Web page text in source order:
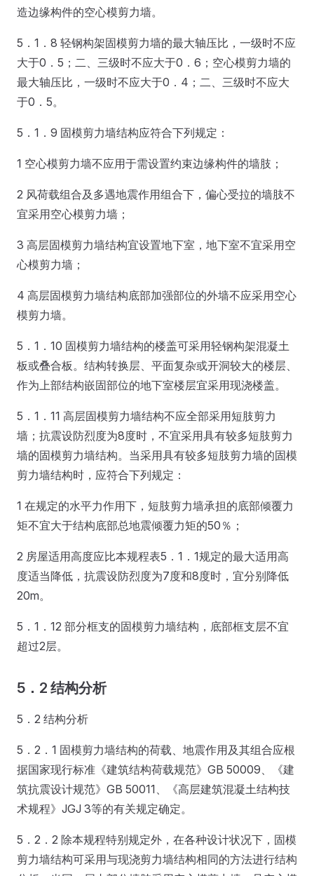
造边缘构件的空心模剪力墙。
5．1．8 轻钢构架固模剪力墙的最大轴压比，一级时不应
大于0．5；二、三级时不应大于0．6；空心模剪力墙的
最大轴压比，一级时不应大于0．4；二、三级时不应大
于0．5。
5．1．9 固模剪力墙结构应符合下列规定：
1 空心模剪力墙不应用于需设置约束边缘构件的墙肢；
2 风荷载组合及多遇地震作用组合下，偏心受拉的墙肢不
宜采用空心模剪力墙；
3 高层固模剪力墙结构宜设置地下室，地下室不宜采用空
心模剪力墙；
4 高层固模剪力墙结构底部加强部位的外墙不应采用空心
模剪力墙。
5．1．10 固模剪力墙结构的楼盖可采用轻钢构架混凝土
板或叠合板。结构转换层、平面复杂或开洞较大的楼层、
作为上部结构嵌固部位的地下室楼层宜采用现浇楼盖。
5．1．11 高层固模剪力墙结构不应全部采用短肢剪力
墙；抗震设防烈度为8度时，不宜采用具有较多短肢剪力
墙的固模剪力墙结构。当采用具有较多短肢剪力墙的固模
剪力墙结构时，应符合下列规定：
1 在规定的水平力作用下，短肢剪力墙承担的底部倾覆力
矩不宜大于结构底部总地震倾覆力矩的50％；
2 房屋适用高度应比本规程表5．1．1规定的最大适用高
度适当降低，抗震设防烈度为7度和8度时，宜分别降低
20m。
5．1．12 部分框支的固模剪力墙结构，底部框支层不宜
超过2层。
5．2 结构分析
5．2 结构分析
5．2．1 固模剪力墙结构的荷载、地震作用及其组合应根
据国家现行标准《建筑结构荷载规范》GB 50009、《建
筑抗震设计规范》GB 50011、《高层建筑混凝土结构技
术规程》JGJ 3等的有关规定确定。
5．2．2 除本规程特别规定外，在各种设计状况下，固模
剪力墙结构可采用与现浇剪力墙结构相同的方法进行结构